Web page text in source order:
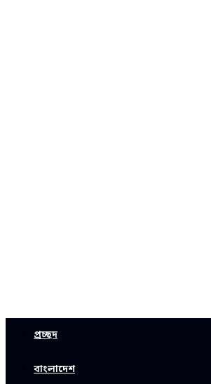
প্রচ্ছদ
বাংলাদেশ